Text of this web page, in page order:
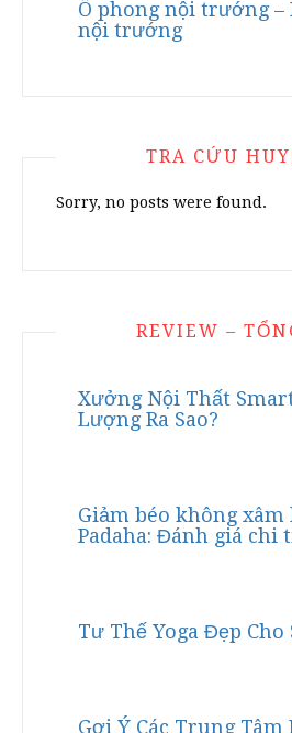
Ô phong nội trướng –
nội trướng
TRA CỨU
Sorry, no posts were found.
REVIEW –
Xưởng Nội Thất
Lượng Ra Sao?
Giảm béo không xâm
Padaha: Đánh giá chi
Tư Thế Yoga Đẹp Cho
Gợi Ý Các Trung Tâm